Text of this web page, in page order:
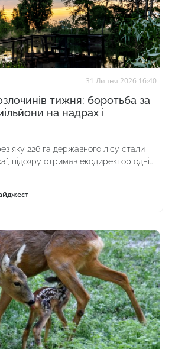
31 Липня 2026 16:40
тижня: боротьба за
на надрах і
яку 226 га державного лісу стали
підозру отримав ексдиректор однієї